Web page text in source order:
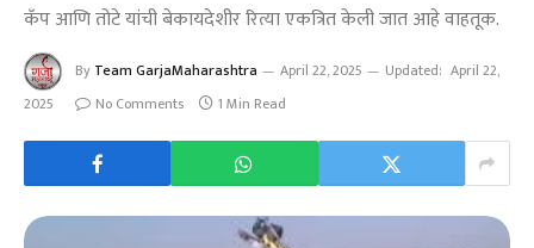
कॅप आणि तोटे यांची बेकायदेशीर रित्या एकत्रित केली जात आहे वाहतूक.
By Team GarjaMaharashtra April 22, 2025 Updated: April 22,
2025
No Comments 1 Min Read